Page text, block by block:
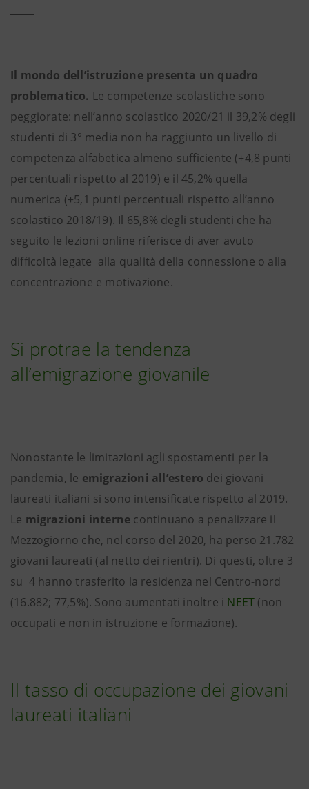
Il mondo dell’istruzione presenta un quadro
problematico. Le competenze scolastiche sono
peggiorate: nell’anno scolastico 2020/21 il 39,2% degli
studenti di 3° media non ha raggiunto un livello di
competenza alfabetica almeno sufficiente (+4,8 punti
percentuali rispetto al 2019) e il 45,2% quella
numerica (+5,1 punti percentuali rispetto all’anno
scolastico 2018/19). Il 65,8% degli studenti che ha
seguito le lezioni online riferisce di aver avuto
difficoltà legate alla qualità della connessione o alla
concentrazione e motivazione.
Si protrae la tendenza
all’emigrazione giovanile
Nonostante le limitazioni agli spostamenti per la
pandemia, le emigrazioni all’estero dei giovani
laureati italiani si sono intensificate rispetto al 2019.
Le migrazioni interne continuano a penalizzare il
Mezzogiorno che, nel corso del 2020, ha perso 21.782
giovani laureati (al netto dei rientri). Di questi, oltre 3
su 4 hanno trasferito la residenza nel Centro-nord
(16.882; 77,5%). Sono aumentati inoltre i NEET (non
occupati e non in istruzione e formazione).
Il tasso di occupazione dei giovani
laureati italiani